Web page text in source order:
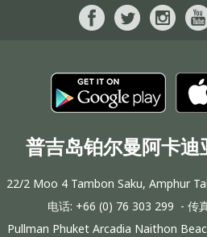
普吉岛铂尔曼阿卡迪
22/2 Moo 4 Tambon Saku, Amphur
电话: +66 (0) 76 303 299 - 传
Pullman Phuket Arcadia Naithon